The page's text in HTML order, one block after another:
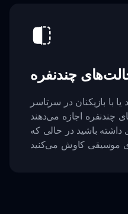
چندنفره
با بازیکنان در سرتاسر
چندنفره اجازه می‌دهند
باشید در حالی که